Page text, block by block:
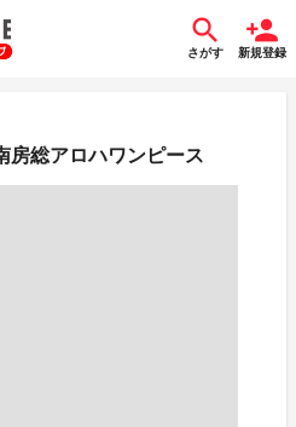
さがす 新規登録
房総アロハワンピース